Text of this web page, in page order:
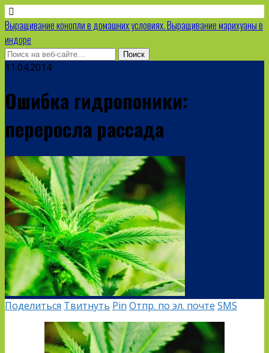
Выращивание конопли в домашних условиях. Выращивание марихуаны в
индоре
11.04.2014
Ошибка гидропоники:
переросла рассада
Поделиться Твитнуть Pin Отпр. по эл. почте SMS